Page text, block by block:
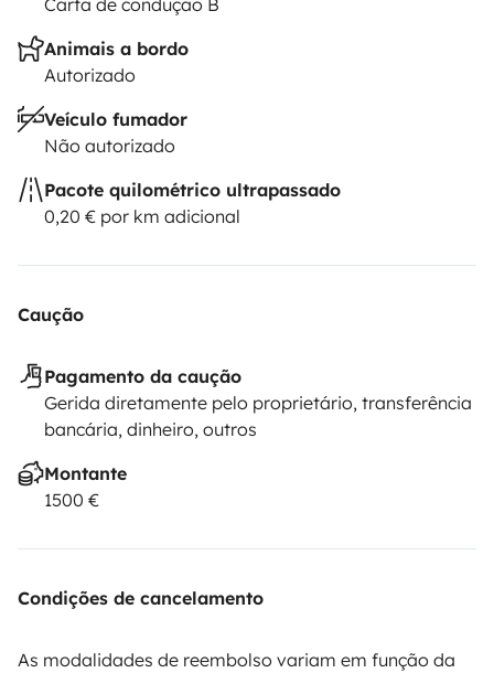
Animais a bordo
Autorizado
Veículo fumador
Não autorizado
Pacote quilométrico ultrapassado
0,20 € por km adicional
Caução
Pagamento da caução
Gerida diretamente pelo proprietário, transferência
bancária, dinheiro, outros
Montante
1500 €
Condições de cancelamento
As modalidades de reembolso variam em função da